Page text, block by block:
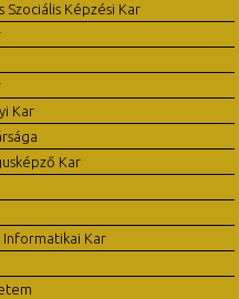
Szociális Képzési Kar
Kar
Kar
Informatikai Kar